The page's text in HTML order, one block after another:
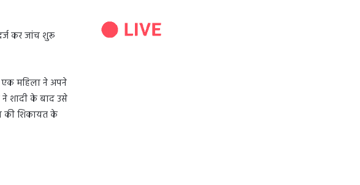
कर जांच शुरू
महिला ने अपने
शादी के बाद उसे
की शिकायत के